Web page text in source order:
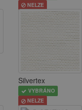
NELZE
Silvertex
VYBRÁNO
NELZE